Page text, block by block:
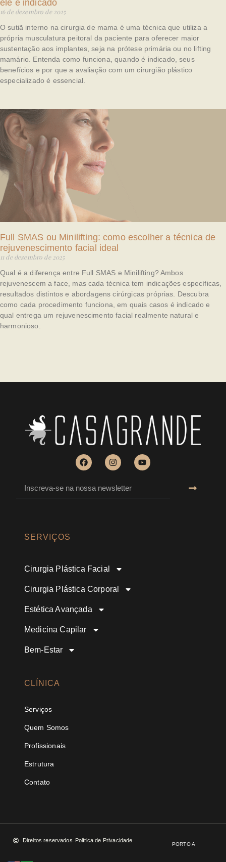
ele é indicado
16 de dezembro de 2025
O sutiã interno na cirurgia de mama é uma técnica que utiliza a
própria musculatura peitoral da paciente para oferecer maior
sustentação aos implantes, seja na prótese primária ou no lifting
mamário. Entenda como funciona, quando é indicado, seus
benefícios e por que a avaliação com um cirurgião plástico
especializado é essencial.
Full SMAS ou Minilifting: como escolher a técnica de
rejuvenescimento facial ideal
11 de dezembro de 2025
Qual é a diferença entre Full SMAS e Minilifting? Ambos
rejuvenescem a face, mas cada técnica tem indicações específicas,
resultados distintos e abordagens cirúrgicas próprias. Descubra
como cada procedimento funciona, em quais casos é indicado e
qual entrega um rejuvenescimento facial realmente natural e
harmonioso.
SERVIÇOS
Cirurgia Plástica Facial
Cirurgia Plástica Corporal
Estética Avançada
Medicina Capilar
Bem-Estar
CLÍNICA
Serviços
Quem Somos
Profissionais
Estrutura
Contato
Direitos reservados Política de Privacidade
PORTO A